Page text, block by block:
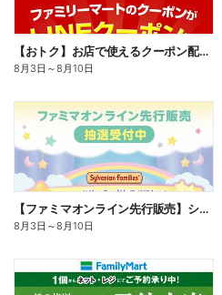
【おトク】お店で使えるクーポン配信中
8月3日 ～8月10日
【ファミマオンライン先行販売】シルバニアファミリー
8月3日 ～8月10日